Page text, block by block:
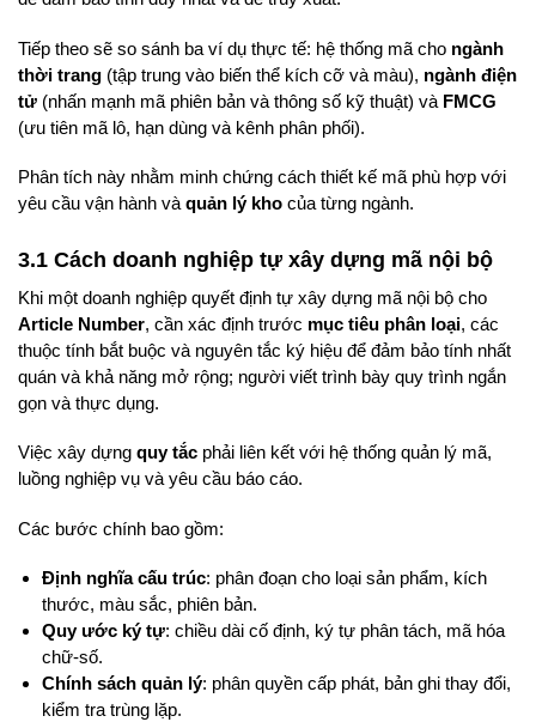
Tiếp theo sẽ so sánh ba ví dụ thực tế: hệ thống mã cho ngành
thời trang (tập trung vào biến thể kích cỡ và màu), ngành điện
tử (nhấn mạnh mã phiên bản và thông số kỹ thuật) và FMCG
(ưu tiên mã lô, hạn dùng và kênh phân phối).
Phân tích này nhằm minh chứng cách thiết kế mã phù hợp với
yêu cầu vận hành và quản lý kho của từng ngành.
3.1 Cách doanh nghiệp tự xây dựng mã nội bộ
Khi một doanh nghiệp quyết định tự xây dựng mã nội bộ cho
Article Number, cần xác định trước mục tiêu phân loại, các
thuộc tính bắt buộc và nguyên tắc ký hiệu để đảm bảo tính nhất
quán và khả năng mở rộng; người viết trình bày quy trình ngắn
gọn và thực dụng.
Việc xây dựng quy tắc phải liên kết với hệ thống quản lý mã,
luồng nghiệp vụ và yêu cầu báo cáo.
Các bước chính bao gồm:
Định nghĩa cấu trúc: phân đoạn cho loại sản phẩm, kích
thước, màu sắc, phiên bản.
Quy ước ký tự: chiều dài cố định, ký tự phân tách, mã hóa
chữ-số.
Chính sách quản lý: phân quyền cấp phát, bản ghi thay đổi,
kiểm tra trùng lặp.